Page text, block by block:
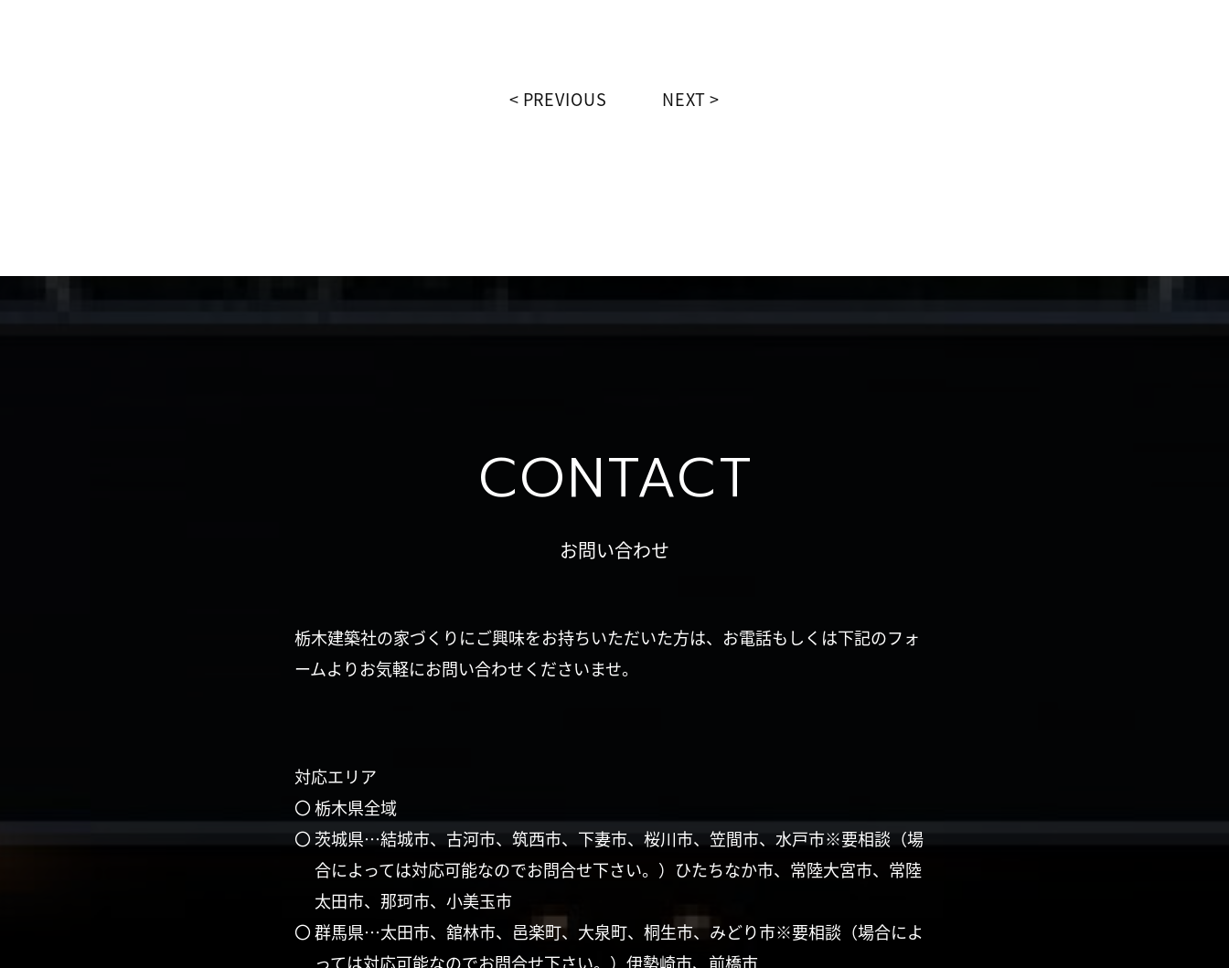
PREVIOUS NEXT
CONTACT
お問い合わせ
栃木建築社の家づくりにご興味をお持ちいただいた方は、お電話もしくは下記のフォ
ームよりお気軽にお問い合わせくださいませ。
対応エリア
〇 栃木県全域
〇 茨城県…結城市、古河市、筑西市、下妻市、桜川市、笠間市、水戸市※要相談（場
合によっては対応可能なのでお問合せ下さい。）ひたちなか市、常陸大宮市、常陸
太田市、那珂市、小美玉市
〇 群馬県…太田市、舘林市、邑楽町、大泉町、桐生市、みどり市※要相談（場合によ
っては対応可能なのでお問合せ下さい。）伊勢崎市、前橋市